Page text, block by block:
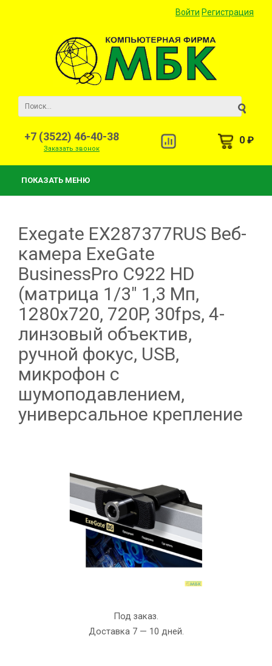
Войти Регистрация
+7 (3522) 46-40-38
Заказать звонок
0 ₽
ПОКАЗАТЬ МЕНЮ
Exegate EX287377RUS Веб-
камера ExeGate
BusinessPro C922 HD
(матрица 1/3" 1,3 Мп,
1280х720, 720P, 30fps, 4-
линзовый объектив,
ручной фокус, USB,
микрофон с
шумоподавлением,
универсальное крепление
Под заказ.
Доставка 7 — 10 дней.